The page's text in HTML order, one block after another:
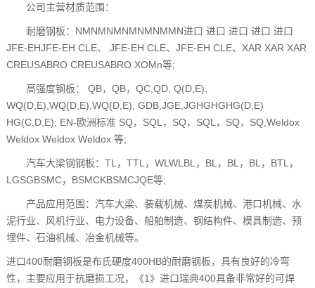
公司主营材质范围：
耐磨钢板：NMNMNMNMNMNMMN进口 进口 进口 进口 进口
JFE-EHJFE-EH CLE、 JFE-EH CLE、JFE-EH CLE、XAR XAR XAR
CREUSABRO CREUSABRO XOMn等;
高强度钢板： QB，QB，QC,QD, Q(D,E),
WQ(D,E),WQ(D,E),WQ(D,E), GDB,JGE,JGHGHGHG(D,E)
HG(C,D,E); EN-欧洲标准 SQ，SQL，SQ，SQL，SQ，SQ,Weldox
Weldox Weldox Weldox 等;
汽车大梁钢钢板：TL，TTL，WLWLBL，BL，BL，BL，BTL，
LGSGBSMC，BSMCKBSMCJQE等;
产品应用范围：汽车大梁、装载机械、煤炭机械、港口机械、水
泥行业、风机行业、电力设备、船舶制造、钢结构件、模具制造、预
埋件、石油机械、冶金机械等。
进口400耐磨钢板是布氏硬度400HB的耐磨钢板，具有良好的冷弯
性，主要应用于抗磨损工况，《1》进口瑞典400具备非常好的可焊